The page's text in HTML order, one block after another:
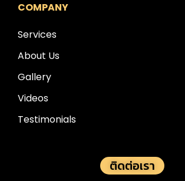
COMPANY
Services
About Us
Gallery
Videos
Testimonials
ติดต่อเรา